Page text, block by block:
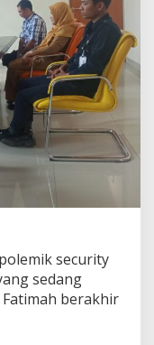
security
sedang
Fatimah berakhir